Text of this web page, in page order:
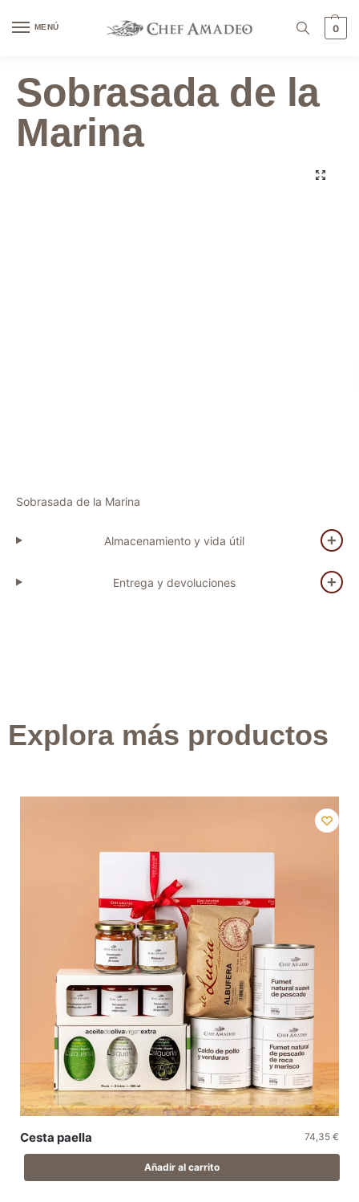
MENÚ 0
Sobrasada de la
Marina
Sobrasada de la Marina
Almacenamiento y vida útil
Entrega y devoluciones
Explora más productos
Cesta paella 74,35 €
Añadir al carrito